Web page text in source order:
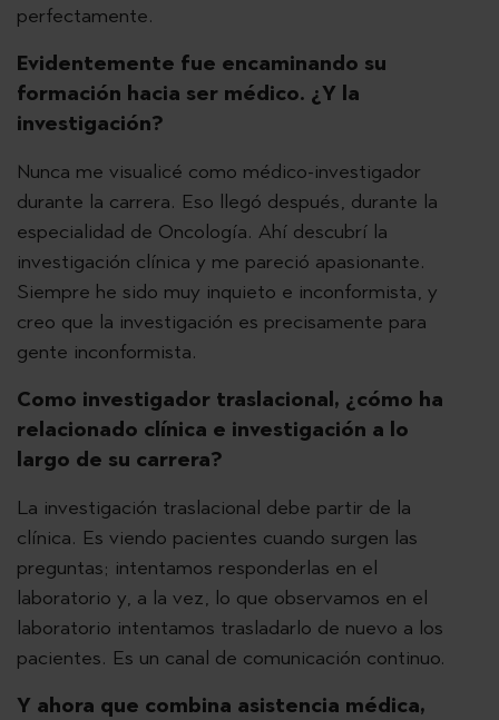
perfectamente.
Evidentemente fue encaminando su
formación hacia ser médico. ¿Y la
investigación?
Nunca me visualicé como médico-investigador
durante la carrera. Eso llegó después, durante la
especialidad de Oncología. Ahí descubrí la
investigación clínica y me pareció apasionante.
Siempre he sido muy inquieto e inconformista, y
creo que la investigación es precisamente para
gente inconformista.
Como investigador traslacional, ¿cómo ha
relacionado clínica e investigación a lo
largo de su carrera?
La investigación traslacional debe partir de la
clínica. Es viendo pacientes cuando surgen las
preguntas; intentamos responderlas en el
laboratorio y, a la vez, lo que observamos en el
laboratorio intentamos trasladarlo de nuevo a los
pacientes. Es un canal de comunicación continuo.
Y ahora que combina asistencia médica,